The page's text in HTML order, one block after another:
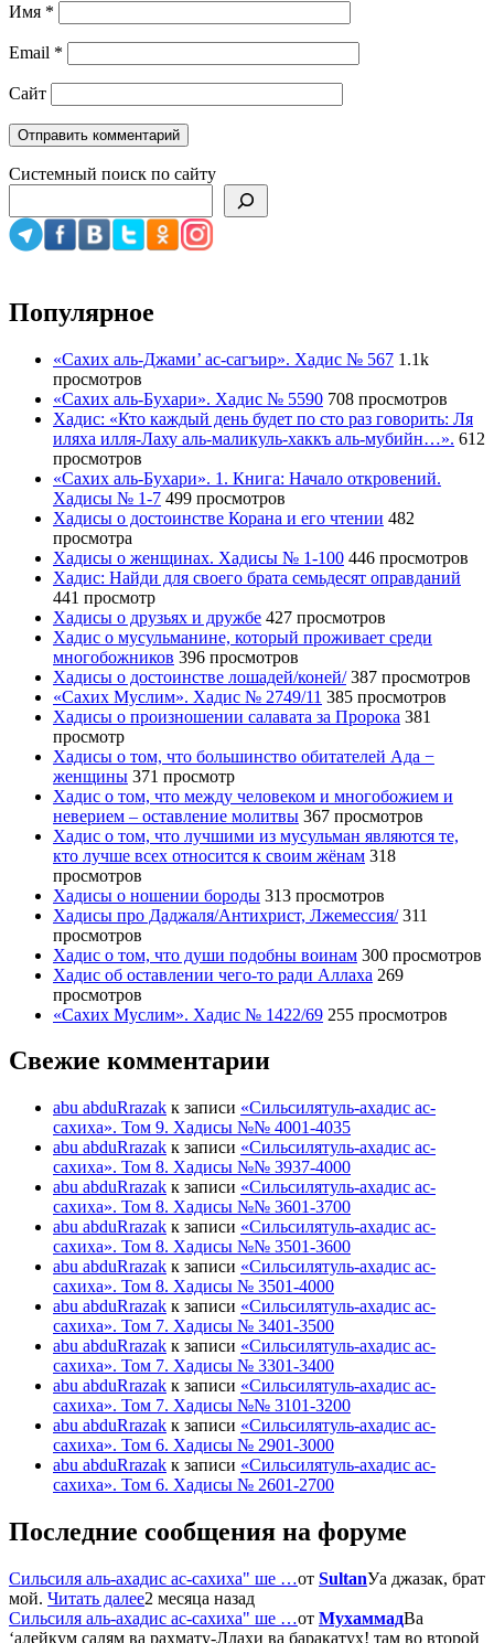
Имя *
Email *
Сайт
Системный поиск по сайту
Популярное
«Сахих аль-Джами’ ас-сагъир». Хадис № 567 1.1k
просмотров
«Сахих аль-Бухари». Хадис № 5590 708 просмотров
Хадис: «Кто каждый день будет по сто раз говорить: Ля
иляха илля-Лаху аль-маликуль-хаккъ аль-мубийн…». 612
просмотров
«Сахих аль-Бухари». 1. Книга: Начало откровений.
Хадисы № 1-7 499 просмотров
Хадисы о достоинстве Корана и его чтении 482
просмотра
Хадисы о женщинах. Хадисы № 1-100 446 просмотров
Хадис: Найди для своего брата семьдесят оправданий
441 просмотр
Хадисы о друзьях и дружбе 427 просмотров
Хадис о мусульманине, который проживает среди
многобожников 396 просмотров
Хадисы о достоинстве лошадей/коней/ 387 просмотров
«Сахих Муслим». Хадис № 2749/11 385 просмотров
Хадисы о произношении салавата за Пророка 381
просмотр
Хадисы о том, что большинство обитателей Ада −
женщины 371 просмотр
Хадис о том, что между человеком и многобожием и
неверием – оставление молитвы 367 просмотров
Хадис о том, что лучшими из мусульман являются те,
кто лучше всех относится к своим жёнам 318
просмотров
Хадисы о ношении бороды 313 просмотров
Хадисы про Даджаля/Антихрист, Лжемессия/ 311
просмотров
Хадис о том, что души подобны воинам 300 просмотров
Хадис об оставлении чего-то ради Аллаха 269
просмотров
«Сахих Муслим». Хадис № 1422/69 255 просмотров
Свежие комментарии
abu abduRrazak к записи «Сильсилятуль-ахадис ас-
сахиха». Том 9. Хадисы №№ 4001-4035
abu abduRrazak к записи «Сильсилятуль-ахадис ас-
сахиха». Том 8. Хадисы №№ 3937-4000
abu abduRrazak к записи «Сильсилятуль-ахадис ас-
сахиха». Том 8. Хадисы №№ 3601-3700
abu abduRrazak к записи «Сильсилятуль-ахадис ас-
сахиха». Том 8. Хадисы №№ 3501-3600
abu abduRrazak к записи «Сильсилятуль-ахадис ас-
сахиха». Том 8. Хадисы № 3501-4000
abu abduRrazak к записи «Сильсилятуль-ахадис ас-
сахиха». Том 7. Хадисы № 3401-3500
abu abduRrazak к записи «Сильсилятуль-ахадис ас-
сахиха». Том 7. Хадисы № 3301-3400
abu abduRrazak к записи «Сильсилятуль-ахадис ас-
сахиха». Том 7. Хадисы №№ 3101-3200
abu abduRrazak к записи «Сильсилятуль-ахадис ас-
сахиха». Том 6. Хадисы № 2901-3000
abu abduRrazak к записи «Сильсилятуль-ахадис ас-
сахиха». Том 6. Хадисы № 2601-2700
Последние сообщения на форуме
Сильсиля аль-ахадис ас-сахиха" ше …от SultanУа джазак, брат
мой. Читать далее2 месяца назад
Сильсиля аль-ахадис ас-сахиха" ше …от МухаммадВа
‘алейкум салям ва рахмату-Ллахи ва баракатух! там во второй